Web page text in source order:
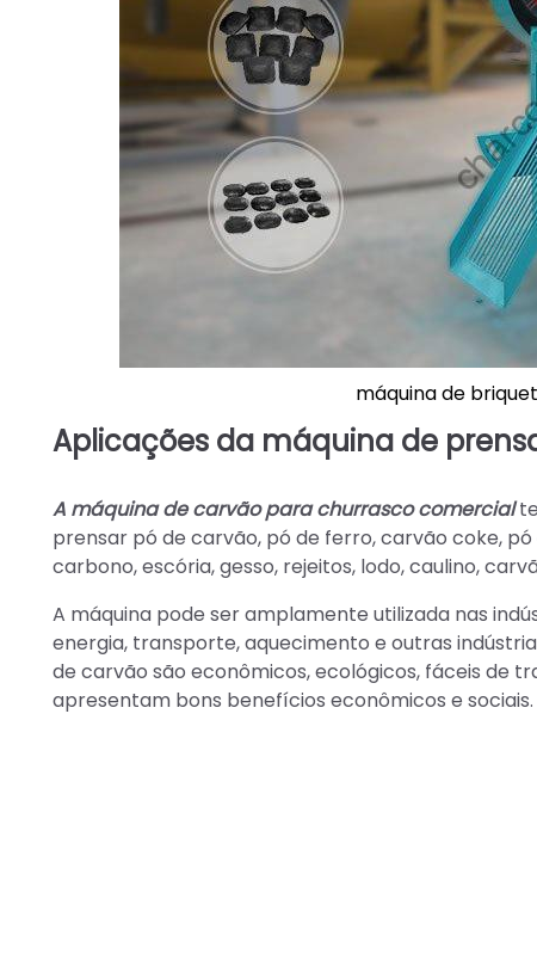
máquina de
Aplicações da máquina de
A máquina de carvão para churrasco comercial
prensar pó de carvão, pó de ferro, carvão coke,
carbono, escória, gesso, rejeitos, lodo, caulino,
A máquina pode ser amplamente utilizada nas
energia, transporte, aquecimento e outras
de carvão são econômicos, ecológicos, fáceis de
apresentam bons benefícios econômicos e sociais.